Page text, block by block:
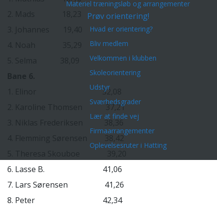
Materiel træningsløb og arrangementer
Prøv orientering!
Hvad er orientering?
Bliv medlem
Velkommen i klubben
Skoleorientering
Udstyr
Sværhedsgrader
Lær at finde vej
Firmaarrangementer
Oplevelsesruter i Hatting
1. Elinor 32,08
2. Karoline Thomsen 37,21
6. Lasse B. 41,06
7. Lars Sørensen 41,26
8. Peter 42,34